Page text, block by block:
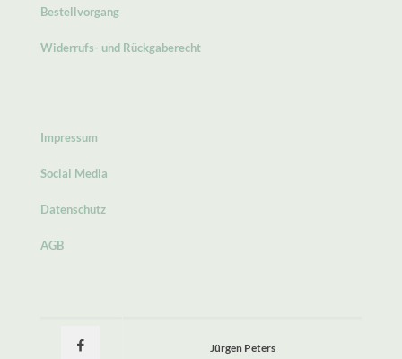
Bestellvorgang
Widerrufs- und Rückgaberecht
Impressum
Social Media
Datenschutz
AGB
Jürgen Peters